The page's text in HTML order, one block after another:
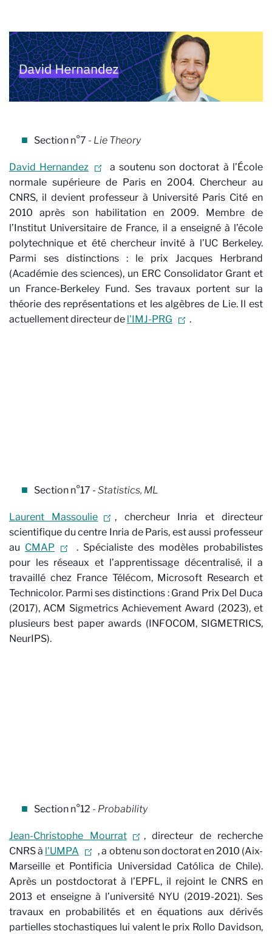
Section n°7 - Lie Theory
David Hernandez
a soutenu son doctorat à l’École
normale supérieure de Paris en 2004. Chercheur au
CNRS, il devient professeur à Université Paris Cité en
2010 après son habilitation en 2009. Membre de
l’Institut Universitaire de France, il a enseigné à l’école
polytechnique et été chercheur invité à l’UC Berkeley.
Parmi ses distinctions : le prix Jacques Herbrand
(Académie des sciences), un ERC Consolidator Grant et
un France-Berkeley Fund. Ses travaux portent sur la
théorie des représentations et les algèbres de Lie. Il est
actuellement directeur de l'IMJ-PRG .
Section n°17 - Statistics, ML
Laurent Massoulie
, chercheur Inria et directeur
scientifique du centre Inria de Paris, est aussi professeur
au CMAP
. Spécialiste des modèles probabilistes
pour les réseaux et l’apprentissage décentralisé, il a
travaillé chez France Télécom, Microsoft Research et
Technicolor. Parmi ses distinctions : Grand Prix Del Duca
(2017), ACM Sigmetrics Achievement Award (2023), et
plusieurs best paper awards (INFOCOM, SIGMETRICS,
NeurIPS).
Section n°12 - Probability
Jean-Christophe Mourrat
, directeur de recherche
CNRS à l'UMPA
, a obtenu son doctorat en 2010 (Aix-
Marseille et Pontificia Universidad Católica de Chile).
Après un postdoctorat à l’EPFL, il rejoint le CNRS en
2013 et enseigne à l’université NYU (2019-2021). Ses
travaux en probabilités et en équations aux dérivés
partielles stochastiques lui valent le prix Rollo Davidson,